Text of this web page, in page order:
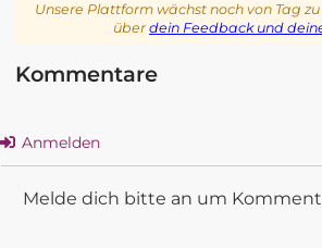
Unsere Plattform wächst noch von Tag
überdein Feedback und
Kommentare
Anmelden
Melde dich bitte an um